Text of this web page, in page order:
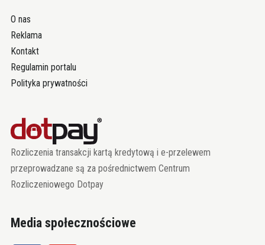
O nas
Reklama
Kontakt
Regulamin portalu
Polityka prywatności
Rozliczenia transakcji kartą kredytową i e-przelewem
przeprowadzane są za pośrednictwem Centrum
Rozliczeniowego Dotpay
Media społecznościowe